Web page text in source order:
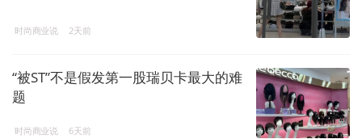
时尚商业说 2天前
“被ST”不是假发第一股瑞贝卡最大的难
题
时尚商业说 6天前